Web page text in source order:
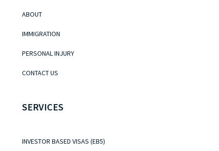
ABOUT
IMMIGRATION
PERSONAL INJURY
CONTACT US
SERVICES
INVESTOR BASED VISAS (EB5)